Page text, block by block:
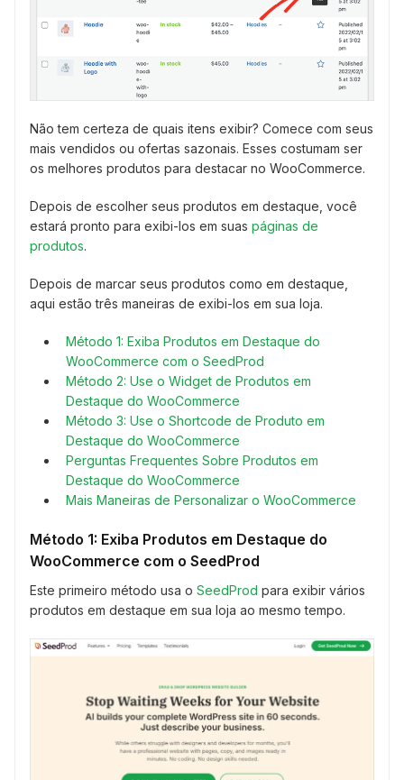
Não tem certeza de quais itens exibir? Comece com seus
mais vendidos ou ofertas sazonais. Esses costumam ser
os melhores produtos para destacar no WooCommerce.
Depois de escolher seus produtos em destaque, você
estará pronto para exibi-los em suas páginas de
produtos.
Depois de marcar seus produtos como em destaque,
aqui estão três maneiras de exibi-los em sua loja.
Método 1: Exiba Produtos em Destaque do
WooCommerce com o SeedProd
Método 2: Use o Widget de Produtos em
Destaque do WooCommerce
Método 3: Use o Shortcode de Produto em
Destaque do WooCommerce
Perguntas Frequentes Sobre Produtos em
Destaque do WooCommerce
Mais Maneiras de Personalizar o WooCommerce
Método 1: Exiba Produtos em Destaque do
WooCommerce com o SeedProd
Este primeiro método usa o SeedProd para exibir vários
produtos em destaque em sua loja ao mesmo tempo.